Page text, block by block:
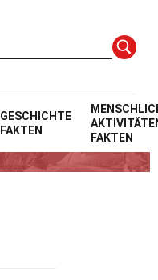
GESCHICHTE
FAKTEN
FAKTEN